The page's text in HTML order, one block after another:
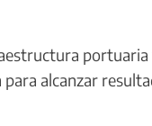
alcanzar